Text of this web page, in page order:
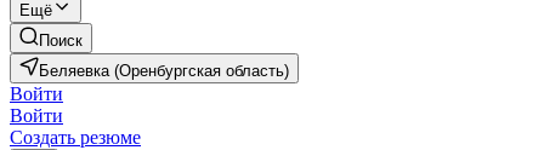
Ещё
Поиск
Беляевка (Оренбургская область)
Войти
Войти
Создать резюме